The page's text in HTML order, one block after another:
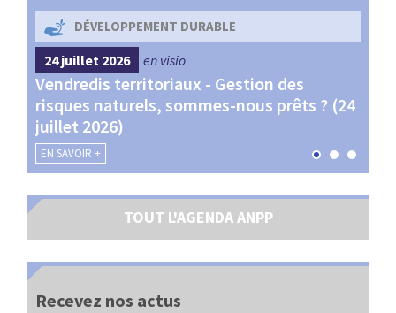
DÉVELOPPEMENT DURABLE
24 juillet 2026 en visio
Vendredis territoriaux - Gestion des
risques naturels, sommes-nous prêts ? (24
juillet 2026)
EN SAVOIR +
TOUT L'AGENDA ANPP
Recevez nos actus